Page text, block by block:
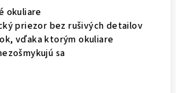
okuliare
priezor bez rušivých detailov
vďaka ktorým okuliare
sa